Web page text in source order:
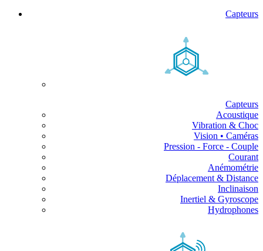
Capteurs
Capteurs
Acoustique
Vibration & Choc
Vision • Caméras
Pression - Force - Couple
Courant
Anémométrie
Déplacement & Distance
Inclinaison
Inertiel & Gyroscope
Hydrophones